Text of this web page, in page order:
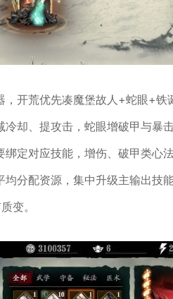
开荒优先凑魔堡故人+蛇眼+铁
却、提攻击，蛇眼增破甲与暴
定对应技能，增伤、破甲类心
分配资源，集中升级主输出技
变。